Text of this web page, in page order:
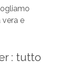
vera e
: tutto